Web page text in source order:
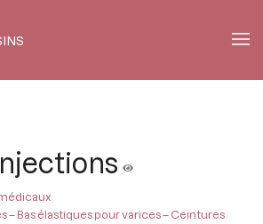
– Bas élastiques pour varices – Ceintures